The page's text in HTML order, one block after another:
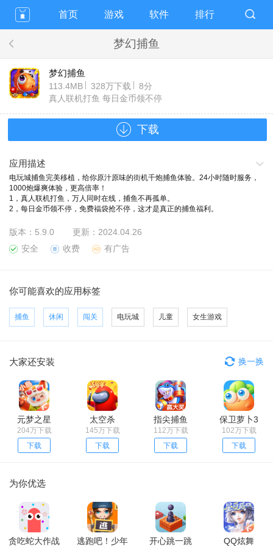
首页 游戏 软件 排行
梦幻捕鱼
梦幻捕鱼
113.4MB 328万下载
8分
真人联机打鱼 每日金币领不停
下载
应用描述
电玩城捕鱼完美移植，给你原汁原味的街机千炮捕鱼体验。24小时随时服务，
1000炮爆爽体验，更高倍率！
1，真人联机打鱼，万人同时在线，捕鱼不再孤单。
2，每日金币领不停，免费福袋抢不停，这才是真正的捕鱼福利。
牛牛等创新鱼类，开创捕鱼新世界。
5，每日比赛赢大奖，渔王争霸火热开启。寻找真正的捕鱼达人。
版本： 5.9.0 更新： 2024.04.26
安全
收费 有广告
你可能喜欢的应用标签
捕鱼 休闲 闯关 电玩城 儿童 女生游戏
大家还安装 换一换
元梦之星
204万下载
下载
太空杀
145万下载
下载
指尖捕鱼
112万下载
下载
保卫萝卜3
102万下载
下载
为你优选
贪吃蛇大作战 逃跑吧！少年 开心跳一跳 QQ炫舞